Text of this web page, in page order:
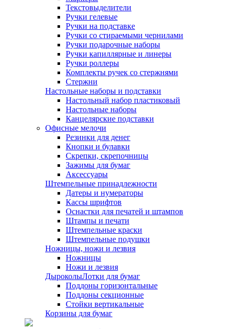
Текстовыделители
Ручки гелевые
Ручки на подставке
Ручки со стираемыми чернилами
Ручки подарочные наборы
Ручки капиллярные и линеры
Ручки роллеры
Комплекты ручек со стержнями
Стержни
Настольные наборы и подставки
Настольный набор пластиковый
Настольные наборы
Канцелярские подставки
Офисные мелочи
Резинки для денег
Кнопки и булавки
Скрепки, скрепочницы
Зажимы для бумаг
Аксессуары
Штемпельные принадлежности
Датеры и нумераторы
Кассы шрифтов
Оснастки для печатей и штампов
Штампы и печати
Штемпельные краски
Штемпельные подушки
Ножницы, ножи и лезвия
Ножницы
Ножи и лезвия
ДыроколыЛотки для бумаг
Поддоны горизонтальные
Поддоны секционные
Стойки вертикальные
Корзины для бумаг